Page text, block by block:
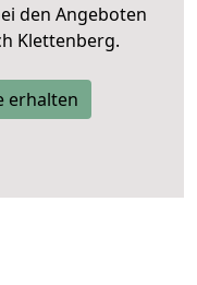
den Angeboten
Klettenberg.
erhalten